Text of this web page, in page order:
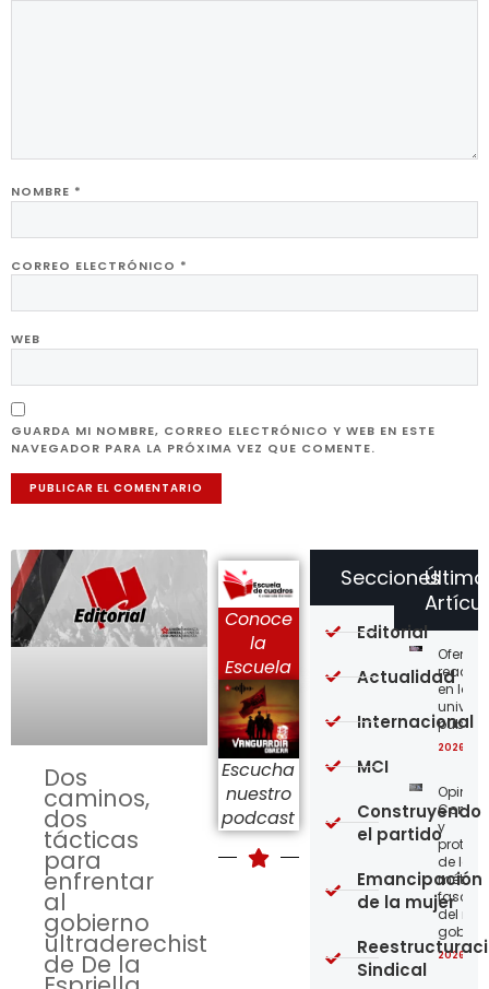
NOMBRE *
CORREO ELECTRÓNICO *
WEB
GUARDA MI NOMBRE, CORREO ELECTRÓNICO Y WEB EN ESTE
NAVEGADOR PARA LA PRÓXIMA VEZ QUE COMENTE.
Dos
caminos,
dos
tácticas
para
enfrentar
al
gobierno
ultraderechista
de De la
Conoce
la
Escuela
Escucha
nuestro
podcast
en las
2026-
y
de los
del
2026-
Secciones
Editorial
Actualidad
Internacional
MCI
Construyendo
el partido
Emancipación
de la mujer
Sindical